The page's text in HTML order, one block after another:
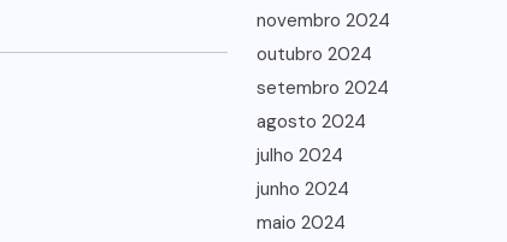
novembro 2024
outubro 2024
setembro 2024
agosto 2024
julho 2024
junho 2024
maio 2024